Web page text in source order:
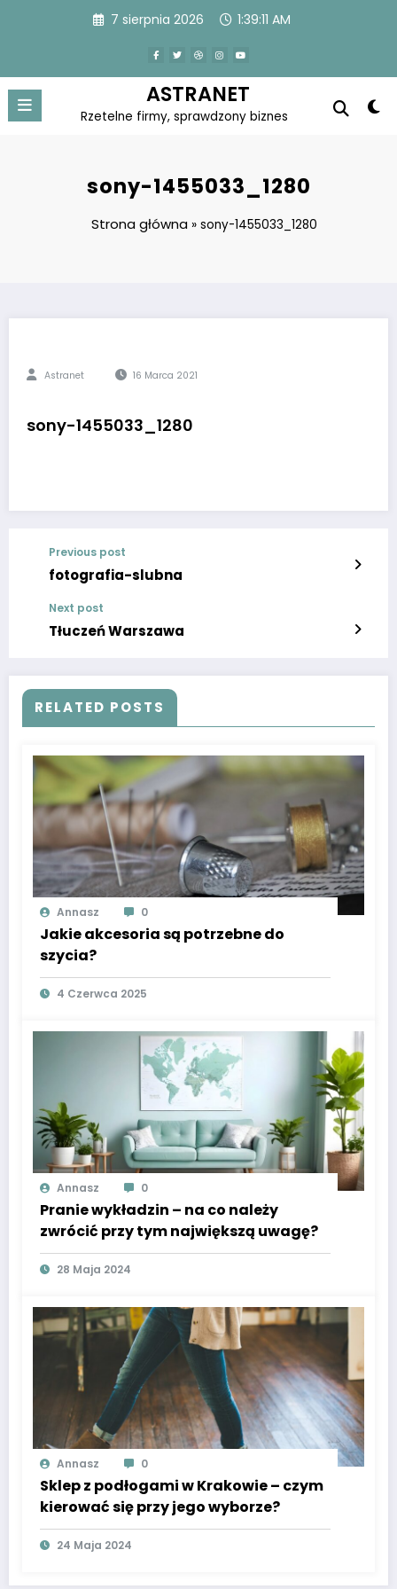
7 sierpnia 2026 1:39:11 AM
ASTRANET
Rzetelne firmy, sprawdzony biznes
sony-1455033_1280
Strona główna »sony-1455033_1280
Astranet 16 Marca 2021
sony-1455033_1280
Previous post
fotografia-slubna
Next post
Tłuczeń Warszawa
RELATED POSTS
Annasz 0
Jakie akcesoria są potrzebne do
szycia?
4 Czerwca 2025
Annasz 0
Pranie wykładzin – na co należy
zwrócić przy tym największą uwagę?
28 Maja 2024
Annasz 0
Sklep z podłogami w Krakowie – czym
kierować się przy jego wyborze?
24 Maja 2024